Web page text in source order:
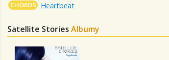
CHORDS Heartbeat
Satellite Stories Albumy